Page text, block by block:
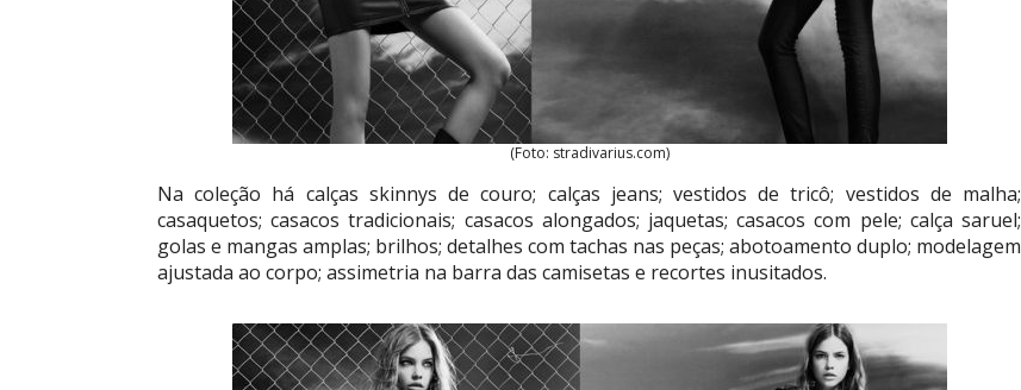
(Foto: stradivarius.com)
Na coleção há calças skinnys de couro; calças jeans; vestidos de tricô; vestidos de malha;
casaquetos; casacos tradicionais; casacos alongados; jaquetas; casacos com pele; calça saruel;
golas e mangas amplas; brilhos; detalhes com tachas nas peças; abotoamento duplo; modelagem
ajustada ao corpo; assimetria na barra das camisetas e recortes inusitados.